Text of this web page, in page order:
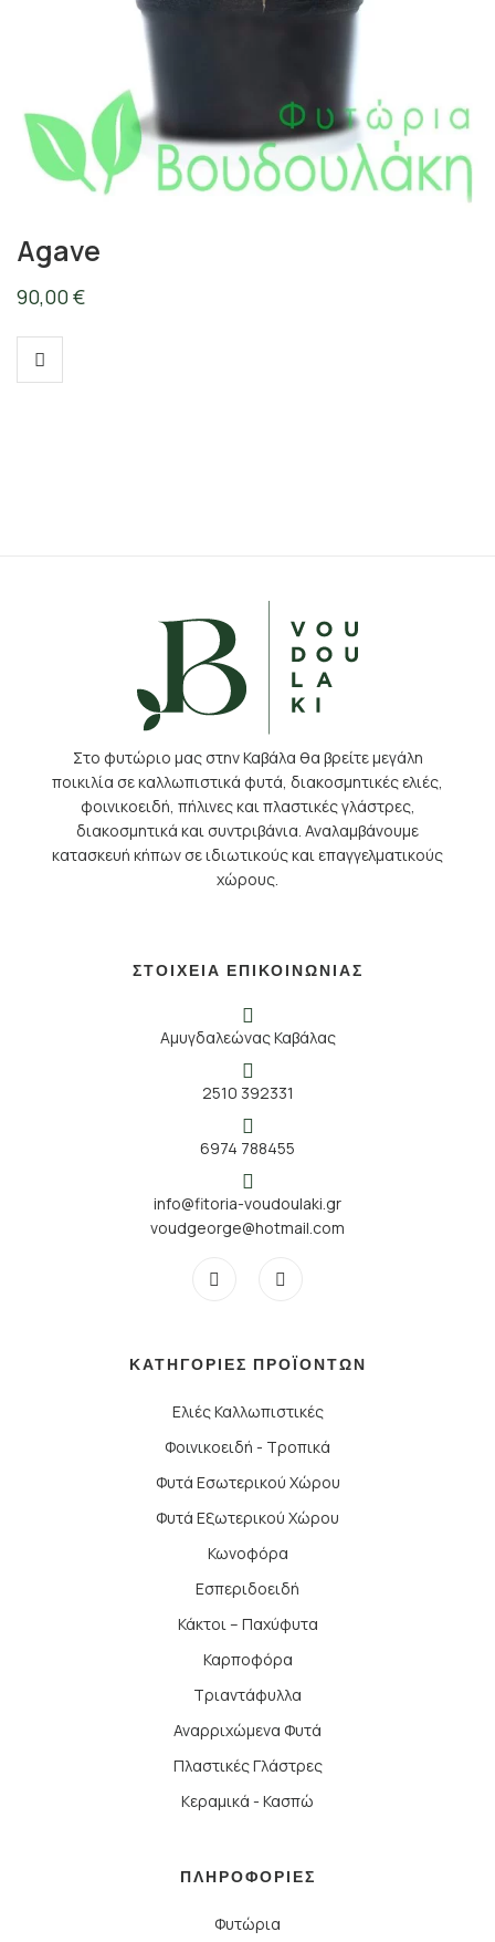
Agave
90,00€
Στο φυτώριο μας στην Καβάλα θα βρείτε μεγάλη
ποικιλία σε καλλωπιστικά φυτά, διακοσμητικές ελιές,
φοινικοειδή, πήλινες και πλαστικές γλάστρες,
διακοσμητικά και συντριβάνια. Αναλαμβάνουμε
κατασκευή κήπων σε ιδιωτικούς και επαγγελματικούς
χώρους.
ΣΤΟΙΧΕΙΑ ΕΠΙΚΟΙΝΩΝΙΑΣ
Αμυγδαλεώνας Καβάλας
2510 392331
6974 788455
info@fitoria-voudoulaki.gr
voudgeorge@hotmail.com
ΚΑΤΗΓΟΡΙΕΣ ΠΡΟΪΟΝΤΩΝ
Ελιές Καλλωπιστικές
Φοινικοειδή - Τροπικά
Φυτά Εσωτερικού Χώρου
Φυτά Εξωτερικού Χώρου
Κωνοφόρα
Εσπεριδοειδή
Κάκτοι – Παχύφυτα
Καρποφόρα
Τριαντάφυλλα
Αναρριχώμενα Φυτά
Πλαστικές Γλάστρες
Κεραμικά - Κασπώ
ΠΛΗΡΟΦΟΡΙΕΣ
Φυτώρια